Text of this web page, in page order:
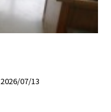
2026/07/13